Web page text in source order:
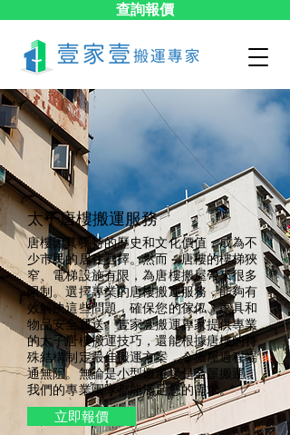
查詢報價
太子​唐樓搬運服務
唐樓因其獨特的歷史和文化價值，成為不
少市民的居住選擇。然而，唐樓的樓梯狹
窄、電梯設施有限，為唐樓搬屋帶來很多
限制。選擇專業的唐樓搬運服務，能夠有
效解決這些問題，確保您的傢俬、家具和
物品安全運送。壹家壹搬運專家提供專業
的太子唐樓搬運技巧，還能根據唐樓的特
殊結構制定最佳搬運方案，令搬屋過程暢
通無阻。無論是小型搬遷還是全屋搬運，
我們的專業團隊都能滿足您的需求。
立即報價